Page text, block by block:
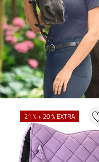
21 % + 20 % EXTRA